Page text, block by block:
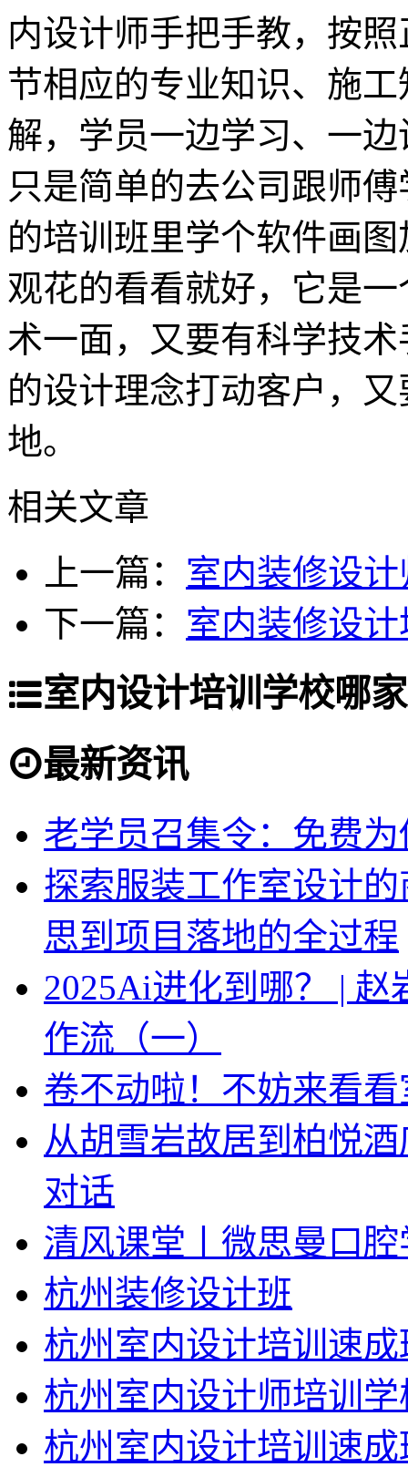
内设计师手把手教，按
节相应的专业知识、施
解，学员一边学习、一
只是简单的去公司跟师
的培训班里学个软件画
观花的看看就好，它是
术一面，又要有科学技
的设计理念打动客户，
地。
相关文章
上一篇： 室内装修设
下一篇： 室内装修设
室内设计培训学校哪
最新资讯
老学员召集令：免费
探索服装工作室设计
思到项目落地的全过程
2025Ai进化到哪？ |
作流（一）
卷不动啦！不妨来看
从胡雪岩故居到柏悦
对话
清风课堂丨微思曼口
杭州装修设计班
杭州室内设计培训速成
杭州室内设计师培训
杭州室内设计培训速成